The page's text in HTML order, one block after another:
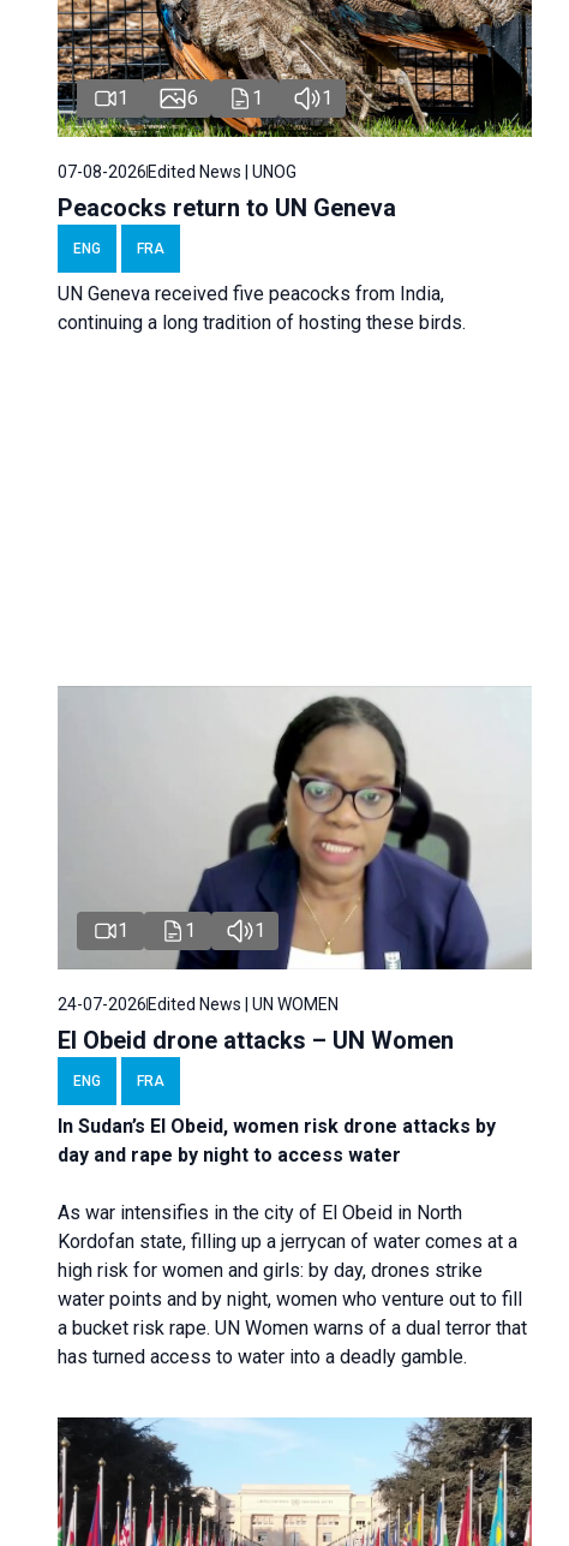
1 6 1 1
07-08-2026Edited News | UNOG
Peacocks return to UN Geneva
ENG FRA
UN Geneva received five peacocks from India,
continuing a long tradition of hosting these birds.
1 1 1
24-07-2026 Edited News | UN WOMEN
El Obeid drone attacks – UN Women
ENG FRA
In Sudan’s El Obeid, women risk drone attacks by
day and rape by night to access water
As war intensifies in the city of El Obeid in North
Kordofan state, filling up a jerrycan of water comes at a
high risk for women and girls: by day, drones strike
water points and by night, women who venture out to fill
a bucket risk rape. UN Women warns of a dual terror that
has turned access to water into a deadly gamble.